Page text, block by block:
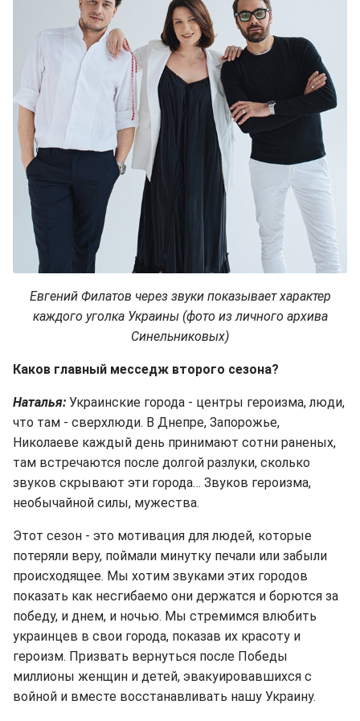
Евгений Филатов через звуки показывает характер
каждого уголка Украины (фото из личного архива
Синельниковых)
Каков главный месседж второго сезона?
Наталья: Украинские города - центры героизма, люди,
что там - сверхлюди. В Днепре, Запорожье,
Николаеве каждый день принимают сотни раненых,
там встречаются после долгой разлуки, сколько
звуков скрывают эти города… Звуков героизма,
необычайной силы, мужества.
Этот сезон - это мотивация для людей, которые
потеряли веру, поймали минутку печали или забыли
происходящее. Мы хотим звуками этих городов
показать как несгибаемо они держатся и борются за
победу, и днем, и ночью. Мы стремимся влюбить
украинцев в свои города, показав их красоту и
героизм. Призвать вернуться после Победы
миллионы женщин и детей, эвакуировавшихся с
войной и вместе восстанавливать нашу Украину.